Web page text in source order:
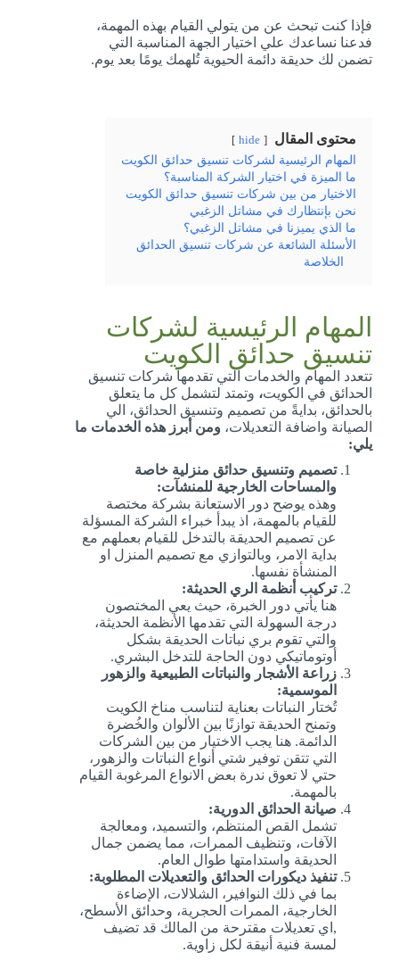
فإذا كنت تبحث عن من يتولي القيام بهذه المهمة،
فدعنا نساعدك علي اختيار الجهة المناسبة التي
تضمن لك حديقة دائمة الحيوية تُلهمك يومًا بعد يوم.
محتوى المقال hide
المهام الرئيسية لشركات تنسيق حدائق الكويت
ما الميزة في اختيار الشركة المناسبة؟
الاختيار من بين شركات تنسيق حدائق الكويت
نحن بإنتظارك في مشاتل الزغبي
ما الذي يميزنا في مشاتل الزغبي؟
الأسئلة الشائعة عن شركات تنسيق الحدائق
الخلاصة
المهام الرئيسية لشركات
تنسيق حدائق الكويت
تتعدد المهام والخدمات التي تقدمها شركات تنسيق
الحدائق في الكويت، وتمتد لتشمل كل ما يتعلق
بالحدائق، بدايةً من تصميم وتنسيق الحدائق، الي
الصيانة واضافة التعديلات، ومن أبرز هذه الخدمات ما
يلي:
تصميم وتنسيق حدائق منزلية خاصة
والمساحات الخارجية للمنشآت:
وهذه يوضح دور الاستعانة بشركة مختصة
للقيام بالمهمة، اذ يبدأ خبراء الشركة المسؤلة
عن تصميم الحديقة بالتدخل للقيام بعملهم مع
بداية الامر، وبالتوازي مع تصميم المنزل او
المنشأة نفسها.
تركيب أنظمة الري الحديثة:
هنا يأتي دور الخبرة، حيث يعي المختصون
درجة السهولة التي تقدمها الأنظمة الحديثة،
والتي تقوم بري نباتات الحديقة بشكل
أوتوماتيكي دون الحاجة للتدخل البشري.
زراعة الأشجار والنباتات الطبيعية والزهور
الموسمية:
تُختار النباتات بعناية لتناسب مناخ الكويت
وتمنح الحديقة توازنًا بين الألوان والخُضرة
الدائمة. هنا يجب الاختيار من بين الشركات
التي تتقن توفير شتي أنواع النباتات والزهور،
حتي لا تعوق ندرة بعض الانواع المرغوبة القيام
بالمهمة.
صيانة الحدائق الدورية:
تشمل القص المنتظم، والتسميد، ومعالجة
الآفات، وتنظيف الممرات، مما يضمن جمال
الحديقة واستدامتها طوال العام.
تنفيذ ديكورات الحدائق والتعديلات المطلوبة:
بما في ذلك النوافير، الشلالات، الإضاءة
الخارجية، الممرات الحجرية، وحدائق الأسطح،
,اي تعديلات مقترحة من المالك قد تضيف
لمسة فنية أنيقة لكل زاوية.